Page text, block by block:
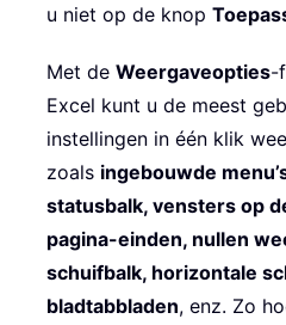
u niet op de knop
Met de Weergaveopties-
Excel kunt u de meest
instellingen in één klik
zoals ingebouwde
statusbalk, vensters op
pagina-einden, nullen
schuifbalk, horizontale
bladtabbladen, enz. Zo